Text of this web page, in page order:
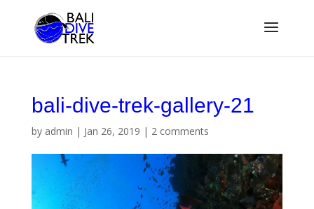
bali-dive-trek-gallery-21
by admin | Jan 26, 2019 | 2 comments